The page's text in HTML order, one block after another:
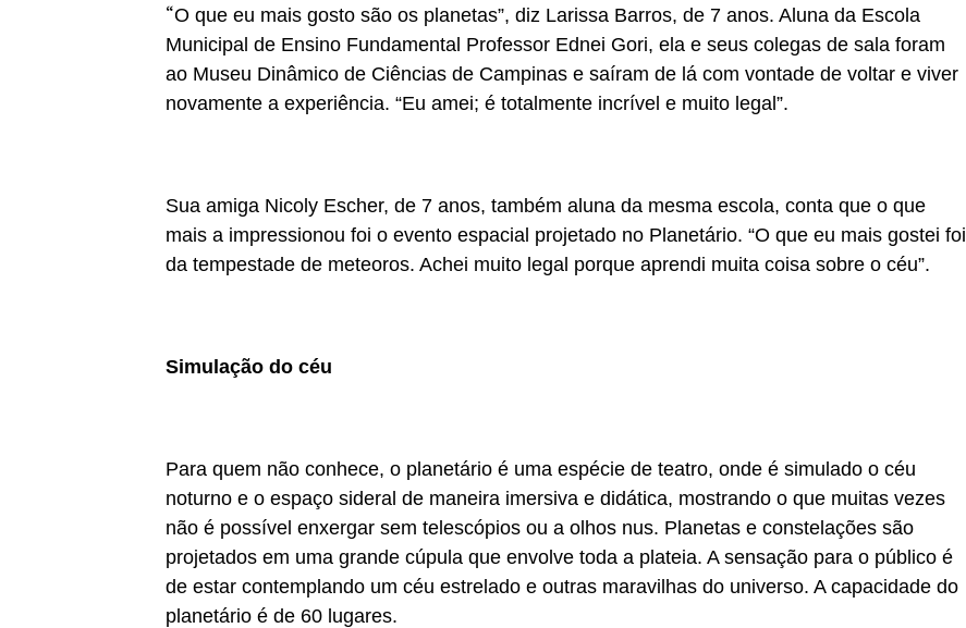
“O que eu mais gosto são os planetas”, diz Larissa Barros, de 7 anos. Aluna da Escola
Municipal de Ensino Fundamental Professor Ednei Gori, ela e seus colegas de sala foram
ao Museu Dinâmico de Ciências de Campinas e saíram de lá com vontade de voltar e viver
novamente a experiência. “Eu amei; é totalmente incrível e muito legal”.
Sua amiga Nicoly Escher, de 7 anos, também aluna da mesma escola, conta que o que
mais a impressionou foi o evento espacial projetado no Planetário. “O que eu mais gostei foi
da tempestade de meteoros. Achei muito legal porque aprendi muita coisa sobre o céu”.
Simulação do céu
Para quem não conhece, o planetário é uma espécie de teatro, onde é simulado o céu
noturno e o espaço sideral de maneira imersiva e didática, mostrando o que muitas vezes
não é possível enxergar sem telescópios ou a olhos nus. Planetas e constelações são
projetados em uma grande cúpula que envolve toda a plateia. A sensação para o público é
de estar contemplando um céu estrelado e outras maravilhas do universo. A capacidade do
planetário é de 60 lugares.